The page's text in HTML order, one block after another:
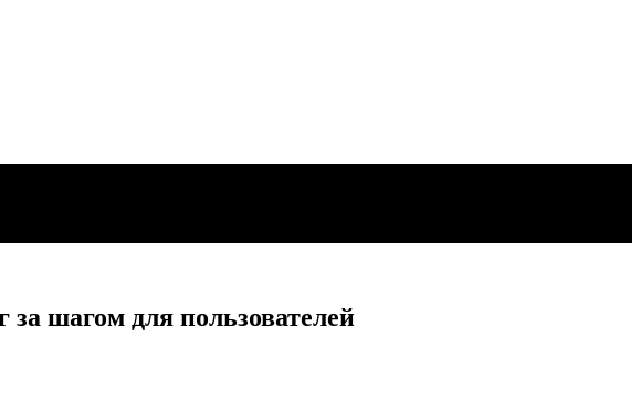
шагом для пользователей